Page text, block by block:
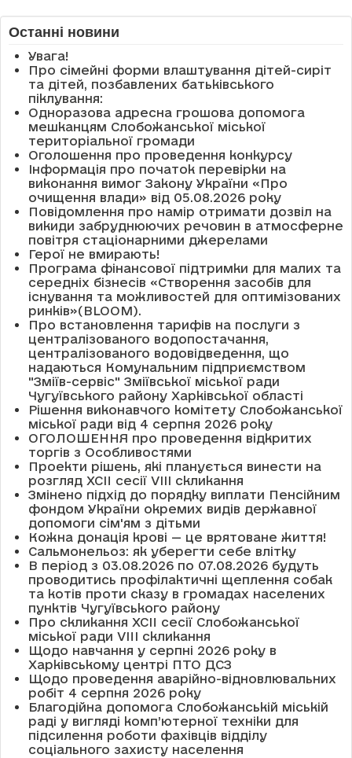
Останні новини
Увага!
Про сімейні форми влаштування дітей-сиріт
та дітей, позбавлених батьківського
піклування:
Одноразова адресна грошова допомога
мешканцям Слобожанської міської
територіальної громади
Оголошення про проведення конкурсу
Інформація про початок перевірки на
виконання вимог Закону України «Про
очищення влади» від 05.08.2026 року
Повідомлення про намір отримати дозвіл на
викиди забруднюючих речовин в атмосферне
повітря стаціонарними джерелами
Герої не вмирають!
Програма фінансової підтримки для малих та
середніх бізнесів «Створення засобів для
існування та можливостей для оптимізованих
ринків»(BLOOM).
Про встановлення тарифів на послуги з
централізованого водопостачання,
централізованого водовідведення, що
надаються Комунальним підприємством
"Зміїв-сервіс" Зміївської міської ради
Чугуївського району Харківської області
Рішення виконавчого комітету Слобожанської
міської ради від 4 серпня 2026 року
ОГОЛОШЕННЯ про проведення відкритих
торгів з Особливостями
Проекти рішень, які планується винести на
розгляд XCII сесії VІІІ скликання
Змінено підхід до порядку виплати Пенсійним
фондом України окремих видів державної
допомоги сім'ям з дітьми
Кожна донація крові — це врятоване життя!
Сальмонельоз: як уберегти себе влітку
В період з 03.08.2026 по 07.08.2026 будуть
проводитись профілактичні щеплення собак
та котів проти сказу в громадах населених
пунктів Чугуївського району
Про скликання XCII сесії Слобожанської
міської ради VIII скликання
Щодо навчання у серпні 2026 року в
Харківському центрі ПТО ДСЗ
Щодо проведення аварійно-відновлювальних
робіт 4 серпня 2026 року
Благодійна допомога Слобожанській міській
раді у вигляді комп’ютерної техніки для
підсилення роботи фахівців відділу
соціального захисту населення